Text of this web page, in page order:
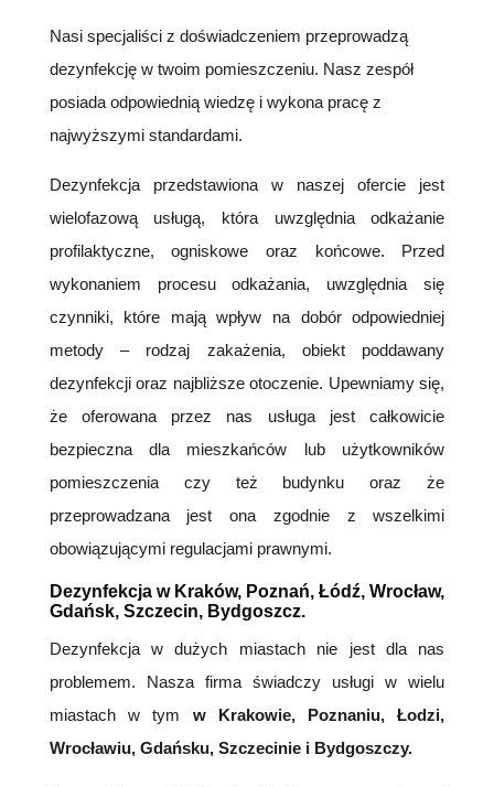
Nasi specjaliści z doświadczeniem przeprowadzą
dezynfekcję w twoim pomieszczeniu. Nasz zespół
posiada odpowiednią wiedzę i wykona pracę z
najwyższymi standardami.
Dezynfekcja przedstawiona w naszej ofercie jest
wielofazową usługą, która uwzględnia odkażanie
profilaktyczne, ogniskowe oraz końcowe. Przed
wykonaniem procesu odkażania, uwzględnia się
czynniki, które mają wpływ na dobór odpowiedniej
metody – rodzaj zakażenia, obiekt poddawany
dezynfekcji oraz najbliższe otoczenie. Upewniamy się,
że oferowana przez nas usługa jest całkowicie
bezpieczna dla mieszkańców lub użytkowników
pomieszczenia czy też budynku oraz że
przeprowadzana jest ona zgodnie z wszelkimi
obowiązującymi regulacjami prawnymi.
Dezynfekcja w Kraków, Poznań, Łódź, Wrocław,
Gdańsk, Szczecin, Bydgoszcz.
Dezynfekcja w dużych miastach nie jest dla nas
problemem. Nasza firma świadczy usługi w wielu
miastach w tym w Krakowie, Poznaniu, Łodzi,
Wrocławiu, Gdańsku, Szczecinie i Bydgoszczy.